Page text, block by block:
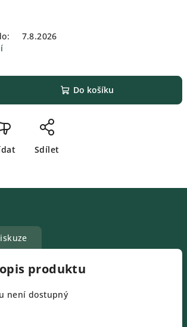
7.8.2026
Do košíku
Sdílet
produktu
není dostupný